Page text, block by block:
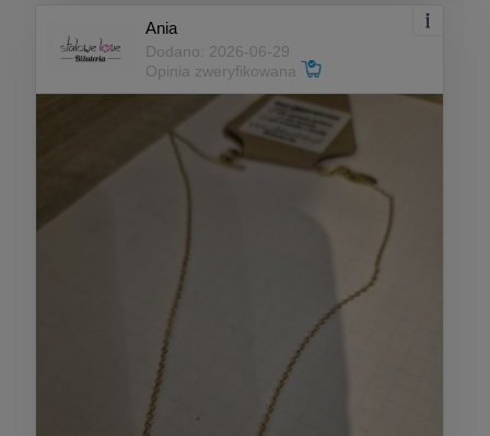
Ania
Dodano: 2026-06-29
Opinia zweryfikowana